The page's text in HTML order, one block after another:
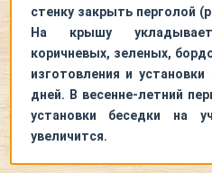
стенку закрыть перголой
На крышу
коричневых, зеленых,
изготовления и
дней. В весенне-летний
установки беседки на
увеличится.